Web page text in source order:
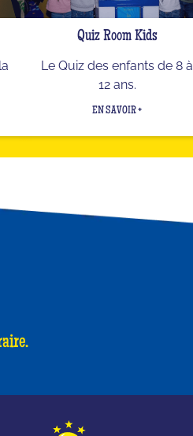
Quiz Room Kids
Le Quiz des enfants de 8 à
12 ans.
EN SAVOIR +